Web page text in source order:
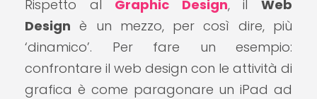
Rispetto al Graphic Design, ilWeb
Design è un mezzo, per così dire, più
‘dinamico’. Per fare un esempio:
confrontare il web design con le attività di
grafica è come paragonare un iPad ad